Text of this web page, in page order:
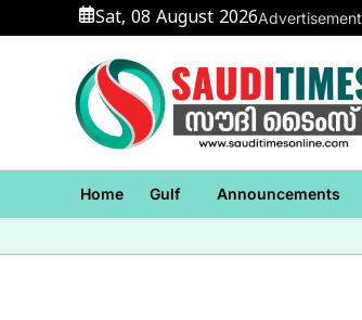
to
Sat, 08 August 2026Advertisement
Home Gulf Announcements